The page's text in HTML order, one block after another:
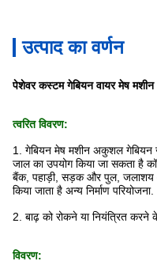
उत्पाद का वर्णन
पेशेवर कस्टम गेबियन वायर मेष
त्वरित विवरण:
1. गेबियन मेष मशीन अकुशल गेबियन
जाल का उपयोग किया जा सकता है
बैंक, पहाड़ी, सड़क और पुल, जलाशय
किया जाता है अन्य निर्माण परियोजना.
2. बाढ़ को रोकने या नियंत्रित करने
विवरण: